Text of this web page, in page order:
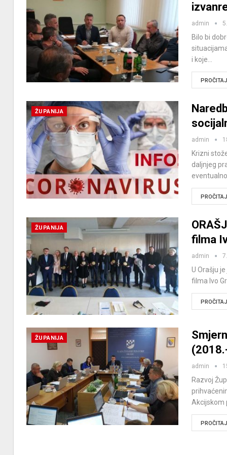
admin
Bilo bi
i koje…
ŽUPANIJA
admin
Krizni
daljnjeg
ŽUPANIJA
filma
admin
U Orašju
filma Ivo
ŽUPANIJA
admin
Razvoj
Akcijskom